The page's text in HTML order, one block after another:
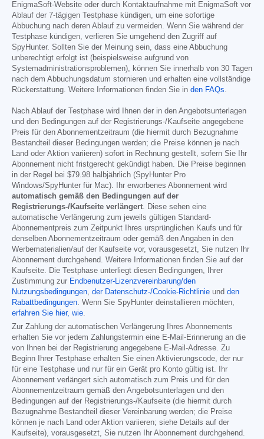
EnigmaSoft-Website oder durch Kontaktaufnahme mit EnigmaSoft vor
Ablauf der 7-tägigen Testphase kündigen, um eine sofortige
Abbuchung nach deren Ablauf zu vermeiden. Wenn Sie während der
Testphase kündigen, verlieren Sie umgehend den Zugriff auf
SpyHunter. Sollten Sie der Meinung sein, dass eine Abbuchung
unberechtigt erfolgt ist (beispielsweise aufgrund von
Systemadministrationsproblemen), können Sie innerhalb von 30 Tagen
nach dem Abbuchungsdatum stornieren und erhalten eine vollständige
Rückerstattung. Weitere Informationen finden Sie in den FAQs.
Nach Ablauf der Testphase wird Ihnen der in den Angebotsunterlagen
und den Bedingungen auf der Registrierungs-/Kaufseite angegebene
Preis für den Abonnementzeitraum (die hiermit durch Bezugnahme
Bestandteil dieser Bedingungen werden; die Preise können je nach
Land oder Aktion variieren) sofort in Rechnung gestellt, sofern Sie Ihr
Abonnement nicht fristgerecht gekündigt haben. Die Preise beginnen
in der Regel bei $79.98 halbjährlich (SpyHunter Pro
Windows/SpyHunter für Mac). Ihr erworbenes Abonnement wird
automatisch gemäß den Bedingungen auf der
Registrierungs-/Kaufseite verlängert. Diese sehen eine
automatische Verlängerung zum jeweils gültigen Standard-
Abonnementpreis zum Zeitpunkt Ihres ursprünglichen Kaufs und für
denselben Abonnementzeitraum oder gemäß den Angaben in den
Werbematerialien/auf der Kaufseite vor, vorausgesetzt, Sie nutzen Ihr
Abonnement durchgehend. Weitere Informationen finden Sie auf der
Kaufseite. Die Testphase unterliegt diesen Bedingungen, Ihrer
Zustimmung zur Endbenutzer-Lizenzvereinbarung/den
Nutzungsbedingungen, der Datenschutz-/Cookie-Richtlinie und den
Rabattbedingungen. Wenn Sie SpyHunter deinstallieren möchten,
erfahren Sie hier, wie.
Zur Zahlung der automatischen Verlängerung Ihres Abonnements
erhalten Sie vor jedem Zahlungstermin eine E-Mail-Erinnerung an die
von Ihnen bei der Registrierung angegebene E-Mail-Adresse. Zu
Beginn Ihrer Testphase erhalten Sie einen Aktivierungscode, der nur
für eine Testphase und nur für ein Gerät pro Konto gültig ist. Ihr
Abonnement verlängert sich automatisch zum Preis und für den
Abonnementzeitraum gemäß den Angebotsunterlagen und den
Bedingungen auf der Registrierungs-/Kaufseite (die hiermit durch
Bezugnahme Bestandteil dieser Vereinbarung werden; die Preise
können je nach Land oder Aktion variieren; siehe Details auf der
Kaufseite), vorausgesetzt, Sie nutzen Ihr Abonnement durchgehend.